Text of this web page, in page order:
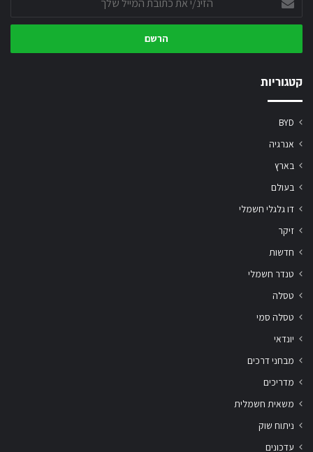
את
כתובת
שלך
קטגוריות
BYD
אנרגיה
בארץ
בעולם
דו גלגלי חשמלי
זיקר
חדשות
טנדר חשמלי
טסלה
טסלה סמי
יונדאי
מבחני דרכים
מדריכים
משאית חשמלית
ניתוח שוק
עדכונים